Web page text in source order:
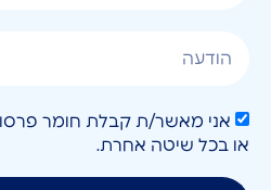
או בכל שיטה אחרת.